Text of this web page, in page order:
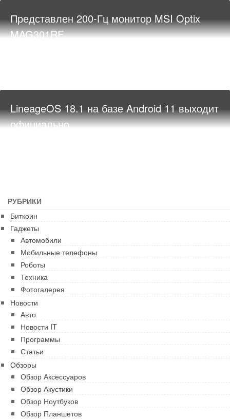
Представлен 200-Гц монитор MSI Optix
MAG301RF
LineageOS 18.1 на базе Android 11 выходит
официально
РУБРИКИ
Биткоин
Гаджеты
Автомобили
Мобильные телефоны
Роботы
Техника
Фотогалерея
Новости
Авто
Новости IT
Программы
Статьи
Обзоры
Обзор Аксессуаров
Обзор Акустики
Обзор Ноутбуков
Обзор Планшетов